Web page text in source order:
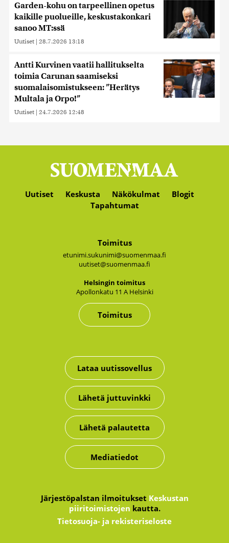
Garden-kohu on tarpeellinen opetus
kaikille puolueille, keskustakonkari
sanoo MT:ssä
Uutiset | 28.7.2026 13:18
Antti Kurvinen vaatii hallitukselta
toimia Carunan saamiseksi
suomalaisomistukseen: ”Herätys
Multala ja Orpo!”
Uutiset | 24.7.2026 12:48
Uutiset Keskusta Näkökulmat
Blogit
Tapahtumat
Toimitus
etunimi.sukunimi@suomenmaa.fi
uutiset@suomenmaa.fi
Hel­sin­gin toi­mi­tus
Apol­lon­ka­tu 11 A Hel­sin­ki
Toimitus
Lataa uutissovellus
Lähetä juttuvinkki
Lähetä palautetta
Mediatiedot
Järjestöpalstan ilmoitukset Keskustan
piiritoimistojen kautta.
Tietosuoja- ja rekisteriseloste